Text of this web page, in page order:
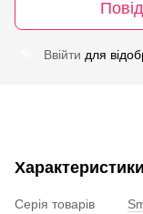
Ввійти для
Характеристики
Серія товарів